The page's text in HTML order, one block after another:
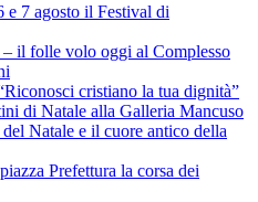
7 agosto il Festival di
il folle volo oggi al Complesso
cristiano la tua dignità”
di Natale alla Galleria Mancuso
Natale e il cuore antico della
Prefettura la corsa dei